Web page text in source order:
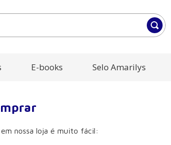
E-books Selo Amarilys
nossa loja é muito fácil: